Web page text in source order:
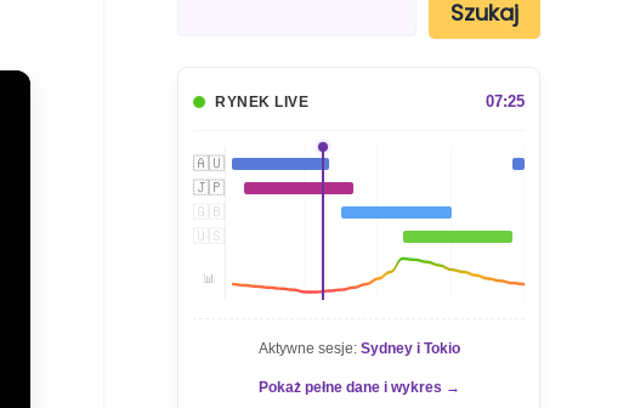
Szukaj
RYNEK LIVE 07:25
🇦🇺
🇯🇵
🇬🇧
🇺🇸
📊
Aktywne sesje: Sydney i Tokio
Pokaż pełne dane i wykres →